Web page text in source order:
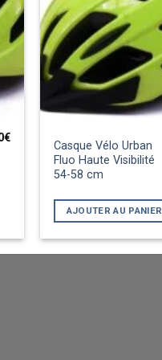
€
Casque Vélo Urban
Fluo Haute Visibilité
54-58 cm
AJOUTER AU PANIER